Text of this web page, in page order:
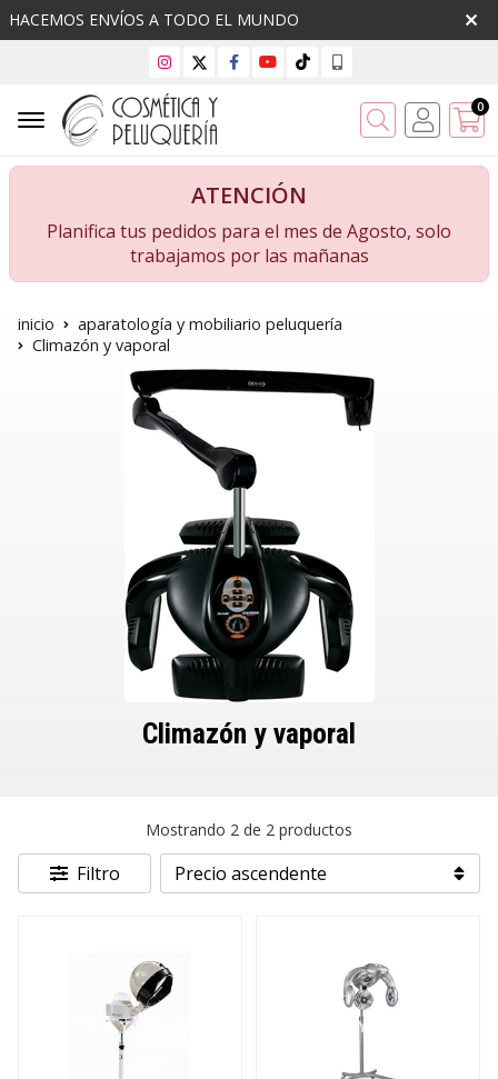
HACEMOS ENVÍOS A TODO EL MUNDO
Buscar 0
ATENCIÓN
Planifica tus pedidos para el mes de Agosto, solo
trabajamos por las mañanas
inicio
aparatología y mobiliario peluquería
Climazón y vaporal
Climazón y vaporal
Mostrando 2 de 2 productos
Filtro